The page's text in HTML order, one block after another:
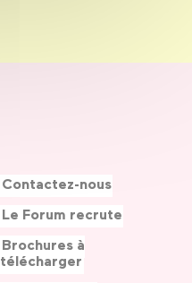
Contactez-nous
Le Forum recrute
Brochures à
télécharger